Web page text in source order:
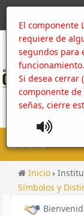
El componente
requiere de
segundos para
funcionamiento.
Si desea cerrar
componente de
señas, cierre
MENU
Inicio
Símbolos y